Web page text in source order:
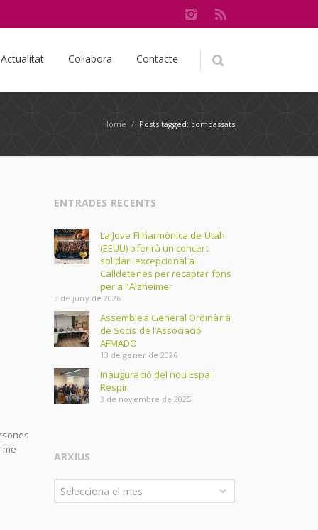
Actualitat Col·labora Contacte
Home / Posts tagged: compassats
me
ENTRADES RECENTS
La Jove Filharmònica de Utah
(EEUU) oferirà un concert
solidari excepcional a
Calldetenes per recaptar fons
per a l’Alzheimer
3 de juny de 2026
Assemblea General Ordinària
de Socis de l’Associació
AFMADO
13 de gener de 2026
Inauguració del nou Espai
Respir
3 de novembre de 2025
ARXIUS
Arxius
Selecciona el mes